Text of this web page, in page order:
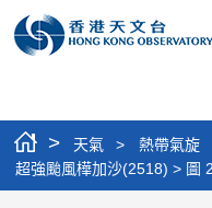
> 天氣 > 熱帶氣旋
超強颱風樺加沙(2518) > 圖